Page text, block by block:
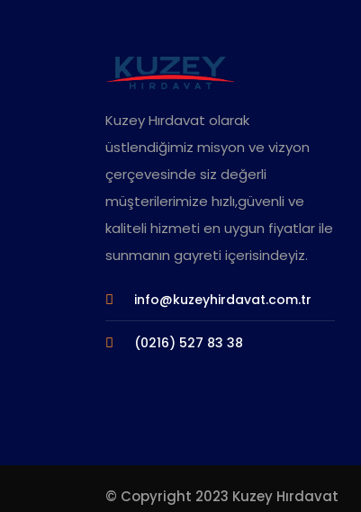
Kuzey Hırdavat olarak
üstlendiğimiz misyon ve vizyon
çerçevesinde siz değerli
müşterilerimize hızlı,güvenli ve
kaliteli hizmeti en uygun fiyatlar ile
sunmanın gayreti içerisindeyiz.
info@kuzeyhirdavat.com.tr
(0216) 527 83 38
© Copyright 2023 Kuzey Hırdavat